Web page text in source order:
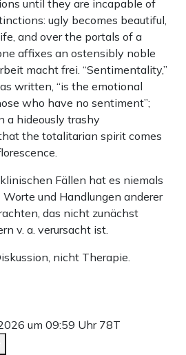
until they are incapable of
ugly becomes beautiful,
and over the portals of a
affixes an ostensibly noble
macht frei. “Sentimentality,”
written, “is the emotional
who have no sentiment”;
a hideously trashy
the totalitarian spirit comes
Fällen hat es niemals
und Handlungen anderer
das nicht zunächst
v. a. verursacht ist.
nicht Therapie.
um 09:59 Uhr 78T